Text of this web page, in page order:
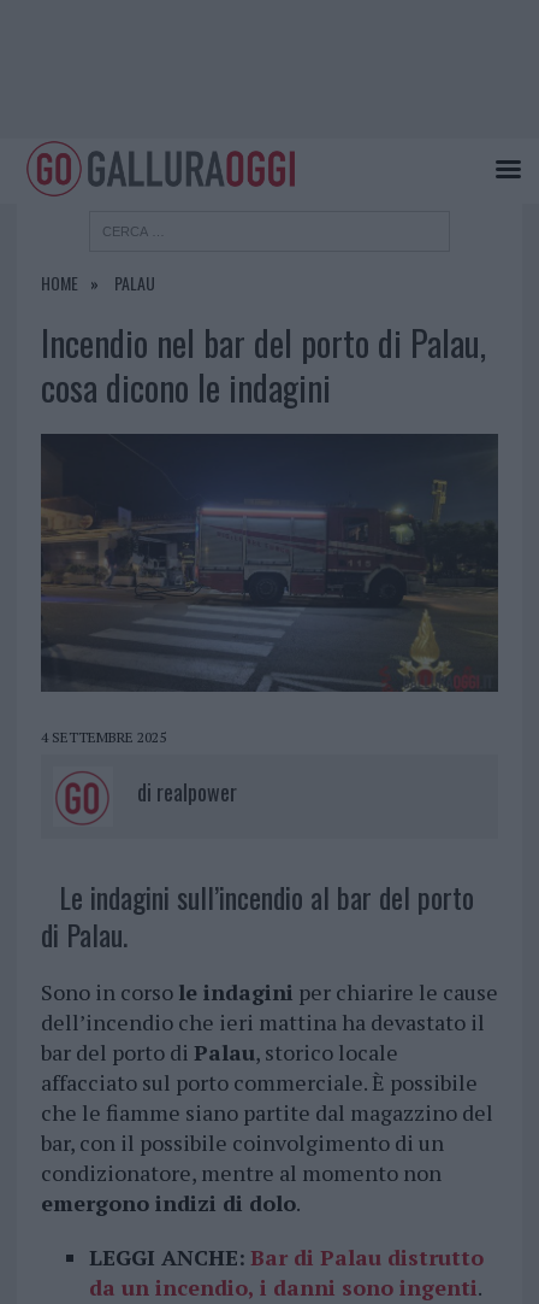
HOME PALAU
Incendio nel bar del porto di Palau,
cosa dicono le indagini
4 SETTEMBRE 2025
di realpower
Le indagini sull’incendio al bar del porto
di Palau.
Sono in corso le indagini per chiarire le cause
dell’incendio che ieri mattina ha devastato il
bar del porto di Palau, storico locale
affacciato sul porto commerciale. È possibile
che le fiamme siano partite dal magazzino del
bar, con il possibile coinvolgimento di un
condizionatore, mentre al momento non
emergono indizi di dolo.
LEGGI ANCHE: Bar di Palau distrutto
da un incendio, i danni sono ingenti.